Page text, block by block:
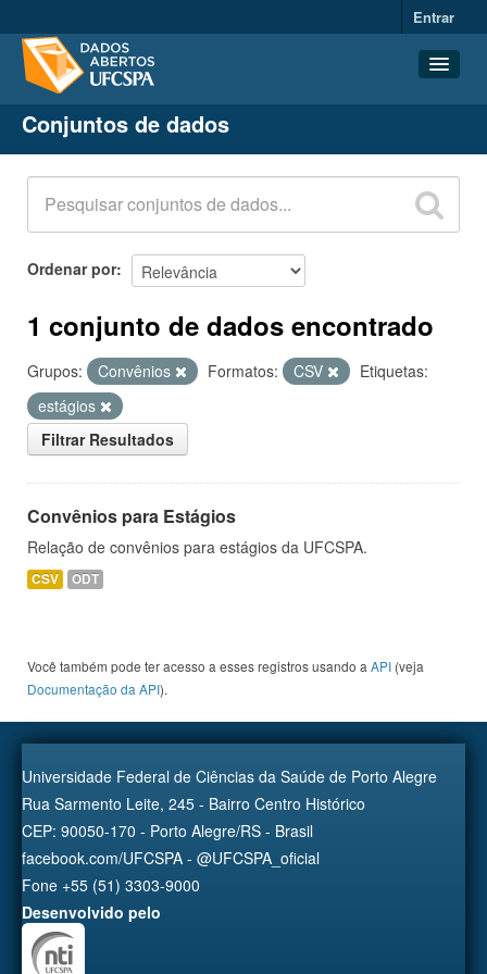
Entrar
Conjuntos de dados
Organizações
Grupos
Sobre
Conjuntos de dados
Ordenar por
1 conjunto de dados encontrado
Grupos: Convênios Formatos: CSV
Etiquetas:
estágios
Filtrar Resultados
Convênios para Estágios
Relação de convênios para estágios da UFCSPA.
CSV ODT
Você também pode ter acesso a esses registros usando a API (veja
Documentação da API).
Universidade Federal de Ciências da Saúde de Porto Alegre
Rua Sarmento Leite, 245 - Bairro Centro Histórico
CEP: 90050-170 - Porto Alegre/RS - Brasil
facebook.com/UFCSPA - @UFCSPA_oficial
Fone +55 (51) 3303-9000
Desenvolvido pelo